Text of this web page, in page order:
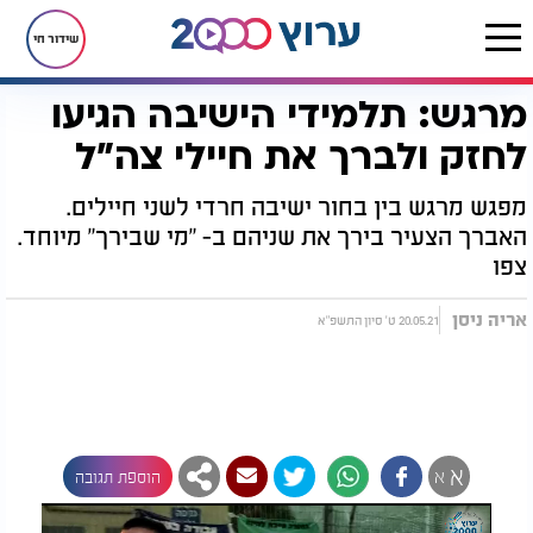
שידור חי
דף הבית רץ בוואטסאפ מרגש: תלמידי הישיבה הגיעו לחזק ולברך את חיילי צה"ל
מרגש: תלמידי הישיבה הגיעו
לחזק ולברך את חיילי צה"ל
מפגש מרגש בין בחור ישיבה חרדי לשני חיילים.
האברך הצעיר בירך את שניהם ב- "מי שבירך" מיוחד.
צפו
אריה ניסן 20.05.21 ט' סיון התשפ"א
א א הוספת תגובה